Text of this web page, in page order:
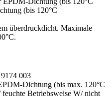
(bis 120°C
überdruckdicht. Maximale
003
Dichtung (bis max. 120°C
Betriebsweise W/ nicht